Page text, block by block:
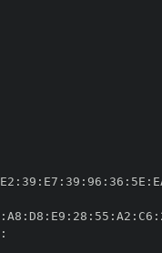
E2 : 39 : E7 : 39 : 96 : 36 : 5E :
: A8 : D8 : E9 : 28 : 55 : A2 : C6 :
: